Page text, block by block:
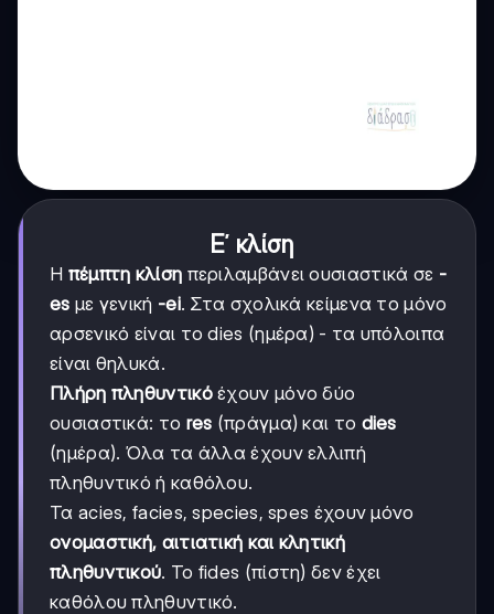
Ε΄ κλίση
Η πέμπτη κλίση περιλαμβάνει ουσιαστικά σε -
es με γενική -ei. Στα σχολικά κείμενα το μόνο
αρσενικό είναι το dies (ημέρα) - τα υπόλοιπα
είναι θηλυκά.
Πλήρη πληθυντικόέχουν μόνο δύο
ουσιαστικά: το res (πράγμα) και το dies
(ημέρα). Όλα τα άλλα έχουν ελλιπή
πληθυντικό ή καθόλου.
Τα acies, facies, species, spes έχουν μόνο
ονομαστική, αιτιατική και κλητική
πληθυντικού. Το fides (πίστη) δεν έχει
καθόλου πληθυντικό.